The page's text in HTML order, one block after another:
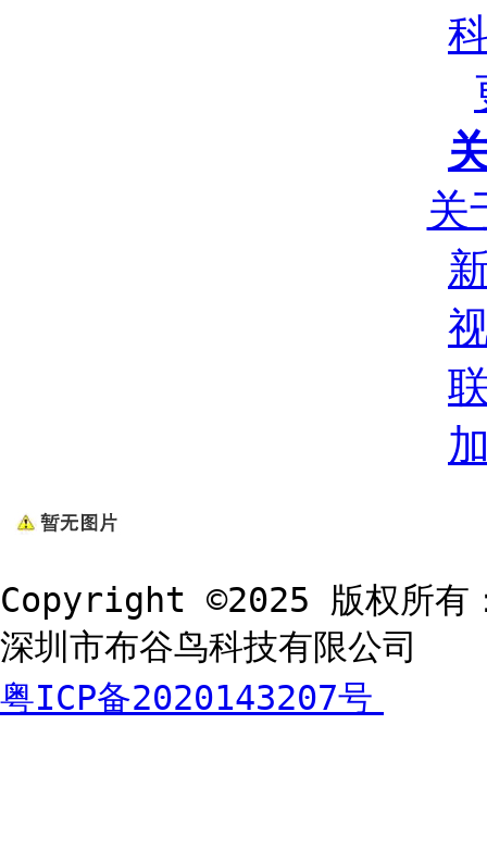
关
Copyright ©2025 版权所有
深圳市布谷鸟科技有限公司
粤ICP备2020143207号